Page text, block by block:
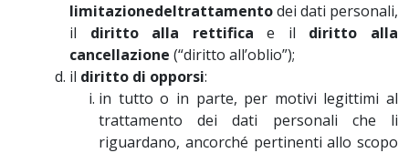
limitazionedeltrattamentodei dati personali,
il diritto alla rettifica e il diritto alla
cancellazione (“diritto all’oblio”);
il diritto di opporsi:
in tutto o in parte, per motivi legittimi al
trattamento dei dati personali che li
riguardano, ancorché pertinenti allo scopo